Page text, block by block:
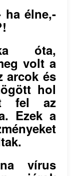
ha élne,-
óta,
volt a
arcok és
hol
fel az
Ezek a
vírus